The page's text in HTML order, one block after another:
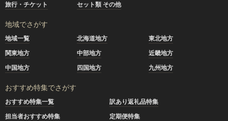
旅行・チケット
セット類 その他
地域でさがす
地域一覧 北海道地方
東北地方
関東地方
中部地方
近畿地方
中国地方
四国地方 九州地方
おすすめ特集でさがす
おすすめ特集一覧
訳あり返礼品特集
担当者おすすめ特集
定期便特集